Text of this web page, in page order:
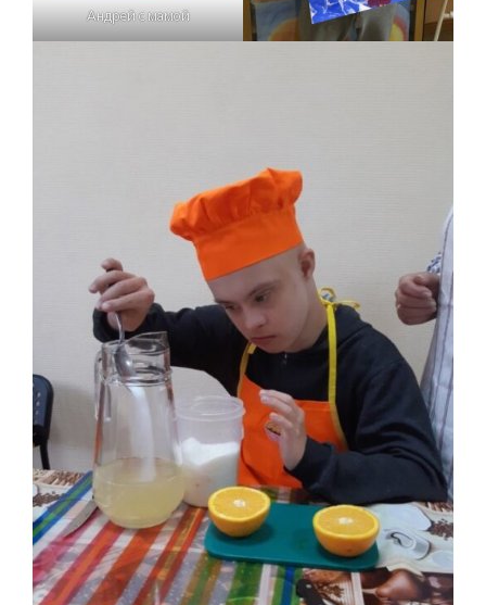
Андрей с мамой